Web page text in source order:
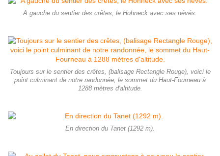
A gauche du sentier des crêtes, le Hohneck avec ses névés.
Toujours sur le sentier des crêtes, (balisage Rectangle Rouge), voici le
point culminant de notre randonnée, le sommet du Haut-Fourneau à
1288 mètres d'altitude.
En direction du Tanet (1292 m).